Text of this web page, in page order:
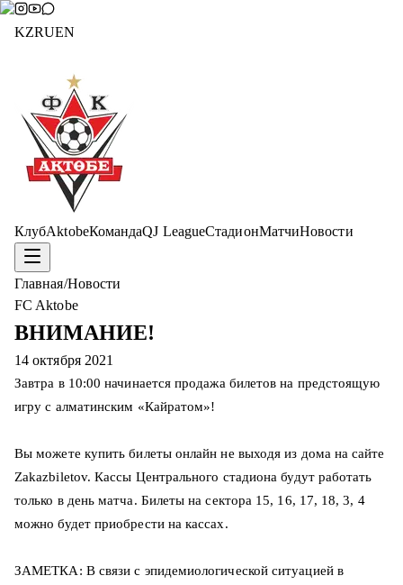
KZRUEN
КлубAktobeКомандаQJ LeagueСтадионМатчиНовости
Главная/Новости
FC Aktobe
ВНИМАНИЕ!
14 октября 2021
Завтра в 10:00 начинается продажа билетов на предстоящую
игру с алматинским «Кайратом»!
Вы можете купить билеты онлайн не выходя из дома на сайте
Zakazbiletov. Кассы Центрального стадиона будут работать
только в день матча. Билеты на сектора 15, 16, 17, 18, 3, 4
можно будет приобрести на кассах.
ЗАМЕТКА: В связи с эпидемиологической ситуацией в